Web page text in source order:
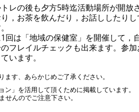
レの後も夕方5時迄活動場所が開放
，お茶を飲んだり，お話ししたりし
回は「地域の保健室」を開催して，
フレイルチェックも出来ます。参
います。
す、あらかじめご了承ください。
」を活用して頂くために掲載しています。
せんのでご注意下さい。